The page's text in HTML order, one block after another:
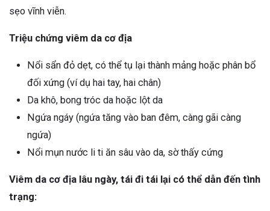
sẹo vĩnh viễn.
Triệu chứng viêm da cơ địa
Nổi sẩn đỏ dẹt, có thể tụ lại thành mảng hoặc phân bổ
đối xứng (ví dụ hai tay, hai chân)
Da khô, bong tróc da hoặc lột da
Ngứa ngáy (ngứa tăng vào ban đêm, càng gãi càng
ngứa)
Nổi mụn nước li ti ăn sâu vào da, sờ thấy cứng
Viêm da cơ địa lâu ngày, tái đi tái lại có thể dẫn đến tình
trạng: